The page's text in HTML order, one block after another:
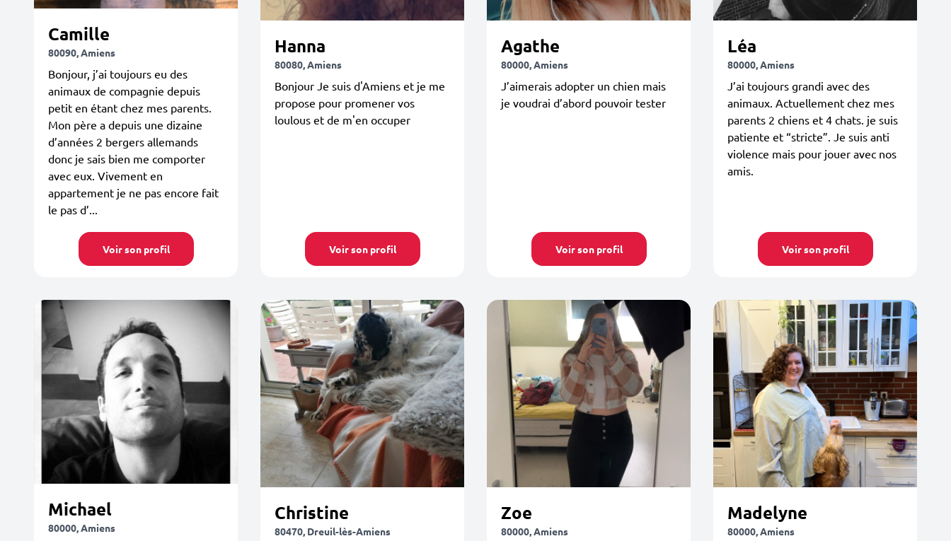
Camille
80090, Amiens
Bonjour, j’ai toujours eu des
animaux de compagnie depuis
petit en étant chez mes parents.
Mon père a depuis une dizaine
d’années 2 bergers allemands
donc je sais bien me comporter
avec eux. Vivement en
appartement je ne pas encore fait
le pas d’...
Voir son profil
Hanna
80080, Amiens
Bonjour Je suis d'Amiens et je me
propose pour promener vos
loulous et de m'en occuper
Voir son profil
Agathe
80000, Amiens
J’aimerais adopter un chien mais
je voudrai d’abord pouvoir tester
Voir son profil
Léa
80000, Amiens
J’ai toujours grandi avec des
animaux. Actuellement chez mes
parents 2 chiens et 4 chats. je suis
patiente et “stricte”. Je suis anti
violence mais pour jouer avec nos
amis.
Voir son profil
Michael
80000, Amiens
Christine
80470, Dreuil-lès-Amiens
Zoe
80000, Amiens
Madelyne
80000, Amiens